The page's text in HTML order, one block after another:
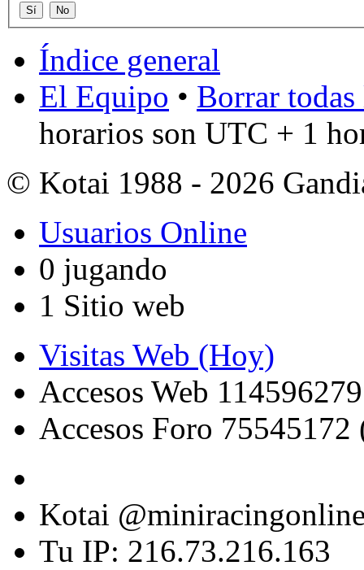
Índice general
El Equipo • Borrar
horarios son UTC + 1
© Kotai 1988 - 2026
Usuarios Online
0 jugando
1 Sitio web
Visitas Web (Hoy)
Accesos Web
Accesos Foro 75545172
Kotai
Tu IP: 216.73.216.163